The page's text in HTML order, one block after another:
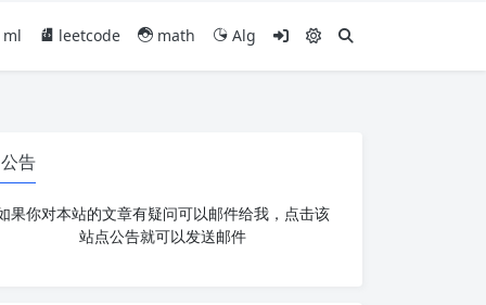
ml leetcode math Alg
公告
果你对本站的文章有疑问可以邮件给我，点击该
站点公告就可以发送邮件